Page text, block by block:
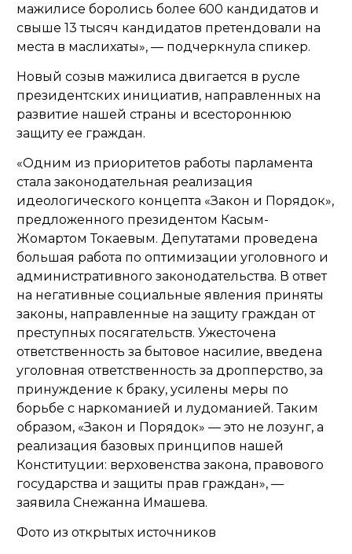
мажилисе боролись более 600 кандидатов и
свыше 13 тысяч кандидатов претендовали на
места в маслихаты», — подчеркнула спикер.
Новый созыв мажилиса двигается в русле
президентских инициатив, направленных на
развитие нашей страны и всестороннюю
защиту ее граждан.
«Одним из приоритетов работы парламента
стала законодательная реализация
идеологического концепта «Закон и Порядок»,
предложенного президентом Касым-
Жомартом Токаевым. Депутатами проведена
большая работа по оптимизации уголовного и
административного законодательства. В ответ
на негативные социальные явления приняты
законы, направленные на защиту граждан от
преступных посягательств. Ужесточена
ответственность за бытовое насилие, введена
уголовная ответственность за дропперство, за
принуждение к браку, усилены меры по
борьбе с наркоманией и лудоманией. Таким
образом, «Закон и Порядок» — это не лозунг, а
реализация базовых принципов нашей
Конституции: верховенства закона, правового
государства и защиты прав граждан», —
заявила Снежанна Имашева.
Фото из открытых источников